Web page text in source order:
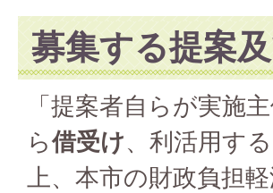
募集する提案
「提案者自らが実施
ら借受け、利活用す
上、本市の財政負担